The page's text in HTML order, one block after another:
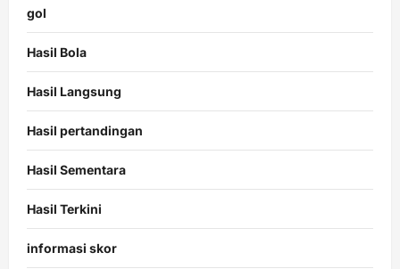
gol
Hasil Bola
Hasil Langsung
Hasil pertandingan
Hasil Sementara
Hasil Terkini
informasi skor